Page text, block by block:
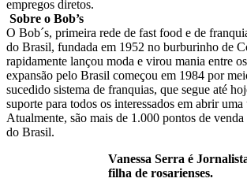
empregos diretos.
Sobre o Bob’s
O Bob´s, primeira rede de fast food e de
do Brasil, fundada em 1952 no burburinho de
rapidamente lançou moda e virou mania entre
expansão pelo Brasil começou em 1984 por
sucedido sistema de franquias, que segue até
suporte para todos os interessados em abrir uma
Atualmente, são mais de 1.000 pontos de venda
do Brasil.
Vanessa Serra é
filha de rosarienses.